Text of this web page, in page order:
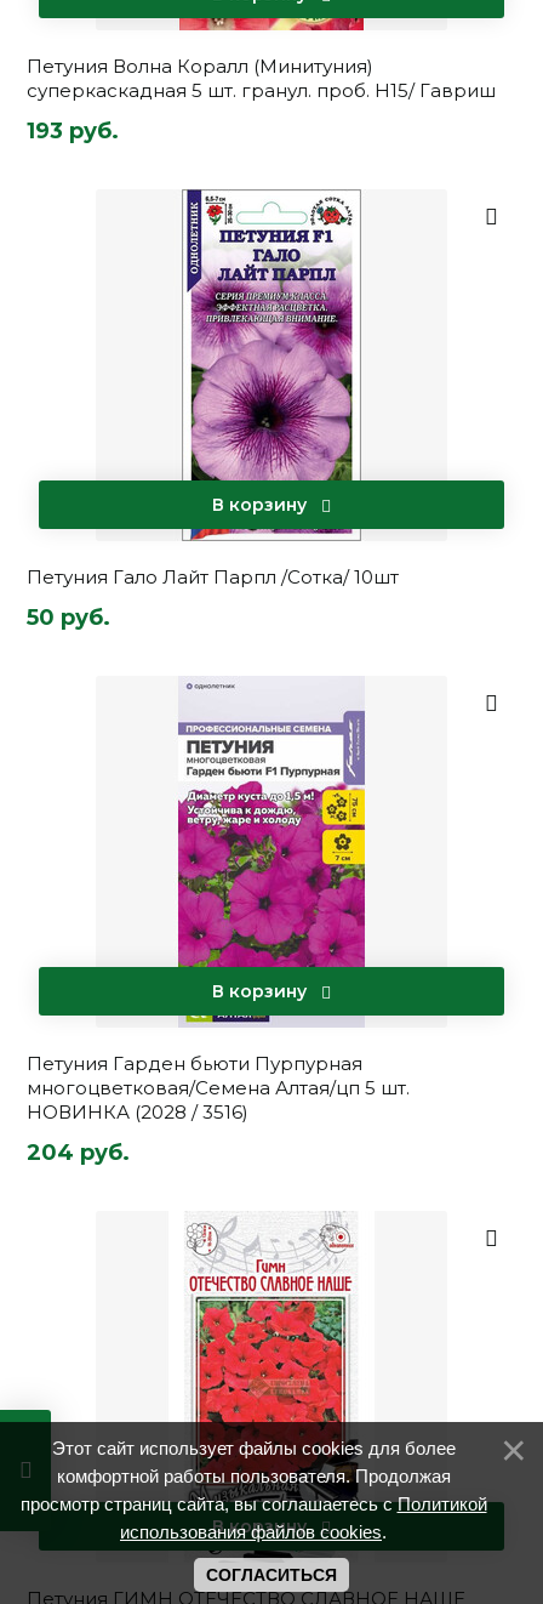
Петуния Волна Коралл (Минитуния)
суперкаскадная 5 шт. гранул. проб. Н15/ Гавриш
193 руб.
В корзину
Петуния Гало Лайт Парпл /Сотка/ 10шт
50 руб.
В корзину
Петуния Гарден бьюти Пурпурная
многоцветковая/Семена Алтая/цп 5 шт.
НОВИНКА (2028 / 3516)
204 руб.
В корзину
Петуния ГИМН ОТЕЧЕСТВО СЛАВНОЕ НАШЕ
Этот сайт использует файлы cookies для более
комфортной работы пользователя. Продолжая
просмотр страниц сайта, вы соглашаетесь сПолитикой
использования файлов cookies.
СОГЛАСИТЬСЯ